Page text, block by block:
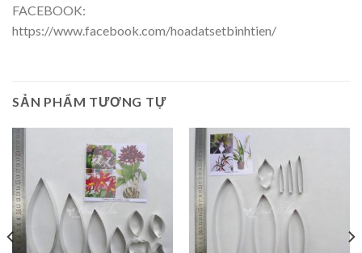
FACEBOOK:
https://www.facebook.com/hoadatsetbinhtien/
SẢN PHẨM TƯƠNG TỰ